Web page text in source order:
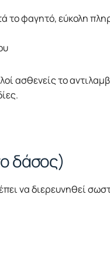
το φαγητό, εύκολη
ασθενείς το
δάσος)
να διερευνηθεί